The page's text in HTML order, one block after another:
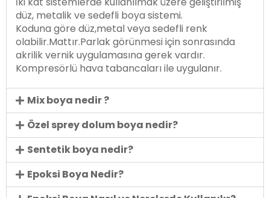
düz, metalik ve sedefli boya sistemi.
Koduna göre düz,metal veya sedefli renk
olabilir.Mattır.Parlak görünmesi için sonrasında
akrilik vernik uygulamasına gerek vardır.
Kompresörlü hava tabancaları ile uygulanır.
Mix boya nedir ?
Özel sprey dolum boya nedir?
Sentetik boya nedir?
Epoksi Boya Nedir?